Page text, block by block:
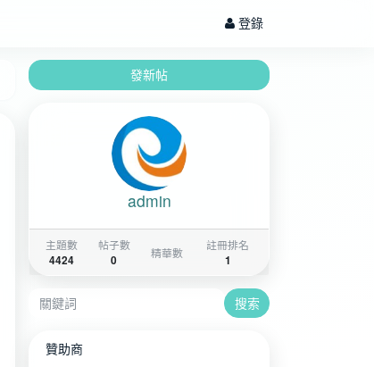
登錄
發新帖
admin
主題數
4424
帖子數
0
精華數
註冊排名
1
搜索
贊助商